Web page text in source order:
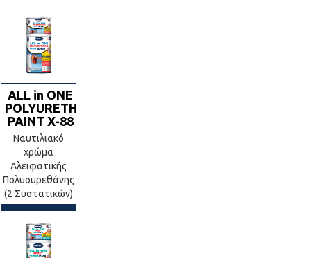
ALL in ONE
POLYURETHANE
PAINT X-88
Ναυτιλιακό
χρώμα
Αλειφατικής
Πολυουρεθάνης
(2 Συστατικών)